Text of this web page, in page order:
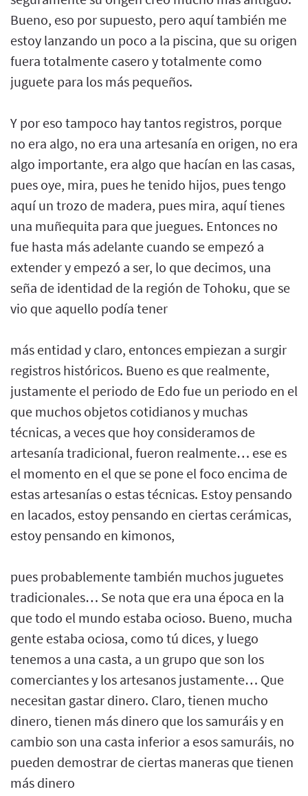
Bueno, eso por supuesto, pero aquí también me
estoy lanzando un poco a la piscina, que su origen
fuera totalmente casero y totalmente como
juguete para los más pequeños.
Y por eso tampoco hay tantos registros, porque
no era algo, no era una artesanía en origen, no era
algo importante, era algo que hacían en las casas,
pues oye, mira, pues he tenido hijos, pues tengo
aquí un trozo de madera, pues mira, aquí tienes
una muñequita para que juegues. Entonces no
fue hasta más adelante cuando se empezó a
extender y empezó a ser, lo que decimos, una
seña de identidad de la región de Tohoku, que se
vio que aquello podía tener
más entidad y claro, entonces empiezan a surgir
registros históricos. Bueno es que realmente,
justamente el periodo de Edo fue un periodo en el
que muchos objetos cotidianos y muchas
técnicas, a veces que hoy consideramos de
artesanía tradicional, fueron realmente… ese es
el momento en el que se pone el foco encima de
estas artesanías o estas técnicas. Estoy pensando
en lacados, estoy pensando en ciertas cerámicas,
estoy pensando en kimonos,
pues probablemente también muchos juguetes
tradicionales… Se nota que era una época en la
que todo el mundo estaba ocioso. Bueno, mucha
gente estaba ociosa, como tú dices, y luego
tenemos a una casta, a un grupo que son los
comerciantes y los artesanos justamente… Que
necesitan gastar dinero. Claro, tienen mucho
dinero, tienen más dinero que los samuráis y en
cambio son una casta inferior a esos samuráis, no
pueden demostrar de ciertas maneras que tienen
más dinero